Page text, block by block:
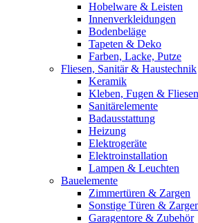
Hobelware & Leisten
Innenverkleidungen
Bodenbeläge
Tapeten & Deko
Farben, Lacke, Putze
Fliesen, Sanitär & Haustechnik
Keramik
Kleben, Fugen &
Sanitärelemente
Badausstattung
Heizung
Elektrogeräte
Elektroinstallation
Lampen & Leuchten
Bauelemente
Zimmertüren & Zargen
Sonstige Türen &
Garagentore & Zubehör